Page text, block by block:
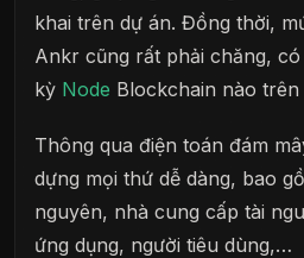
khai trên dự án. Đồng thời,
Ankr cũng rất phải chăng,
kỳ Node Blockchain nào trên
Thông qua điện toán đám
dựng mọi thứ dễ dàng, bao
nguyên, nhà cung cấp tài
ứng dụng, người tiêu dùng,…